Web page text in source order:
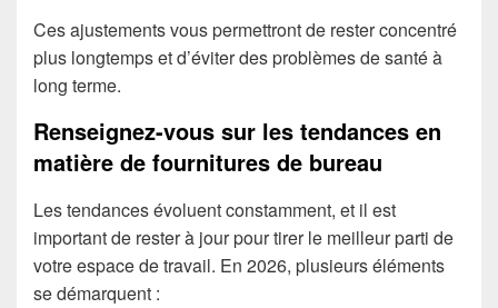
Ces ajustements vous permettront de rester concentré
plus longtemps et d’éviter des problèmes de santé à
long terme.
Renseignez-vous sur les tendances en
matière de fournitures de bureau
Les tendances évoluent constamment, et il est
important de rester à jour pour tirer le meilleur parti de
votre espace de travail. En 2026, plusieurs éléments
se démarquent :